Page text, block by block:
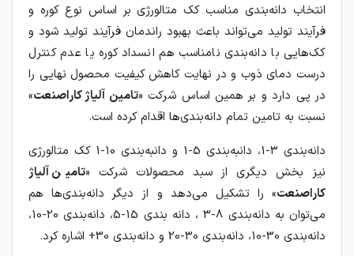
انتخاب دانه‌بندی مناسب کک متالورژی بر اساس نوع کوره و
فرآیند تولید می‌تواند باعث بهبود راندمان فرآیند تولید شود و
کک‌هایی با دانه‌بندی نامناسب هم انسداد کوره یا عدم کنترل
درست دمای ذوب و در نهایت کاهش کیفیت محصول نهایی را
در پی دارد و بر همین اساس شرکت «تامین آلیاژ کاراصنعت»
نسبت به تامین تمام دانه‌بندی‌ها اقدام کرده است.
دانه‌بندی 3-1، دانبه‌بندی 5-1 و دانبه‌بندی 10-1 کک متالورژی
نیز بخش دیگری از سبد محصولات شرکت «تامین آلیاژ
کاراصنعت» را تشکیل می‌دهد و از دیگر دانه‌بندی‌ها هم
می‌توان به دانه‌بندی 8-3 ، دانه بندی 15-5، دانه‌بندی 20-10،
دانه‌بندی 30-10، دانه‌بندی 30-20 و دانه‌بندی 30+ اشاره کرد.